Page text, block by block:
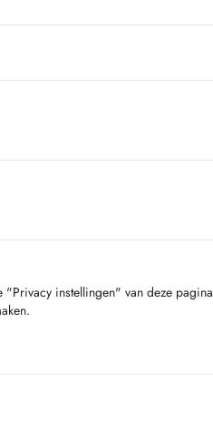
instellingen" van deze pagina